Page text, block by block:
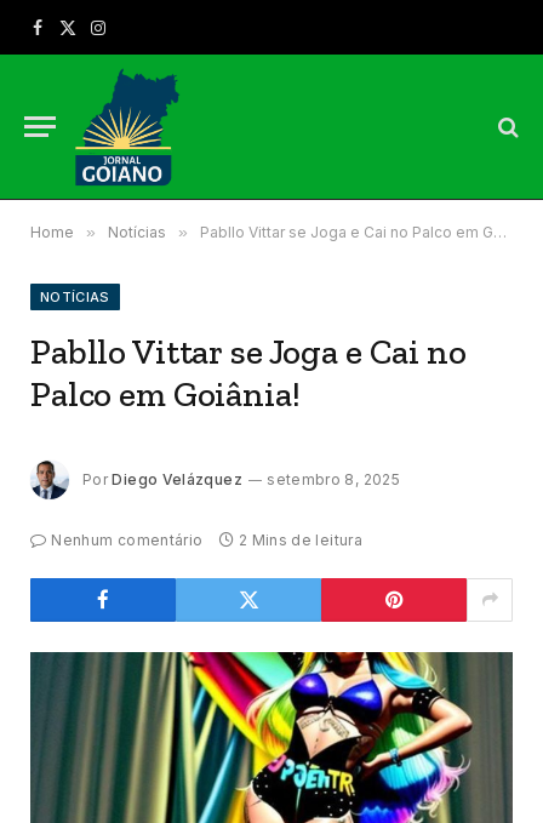
Facebook
X
Instagram
Home » Notícias » Pabllo Vittar se Joga e Cai no Palco em Goiânia!
NOTÍCIAS
Pabllo Vittar se Joga e Cai no
Palco em Goiânia!
Por Diego Velázquez setembro 8, 2025
Nenhum comentário 2 Mins de leitura